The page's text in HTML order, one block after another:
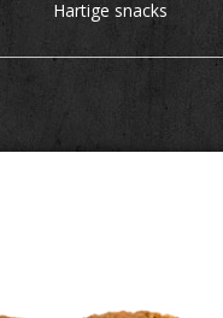
Hartige snacks